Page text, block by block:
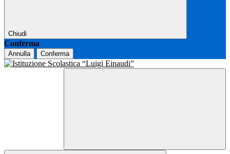
Chiudi
Conferma
Annulla Conferma